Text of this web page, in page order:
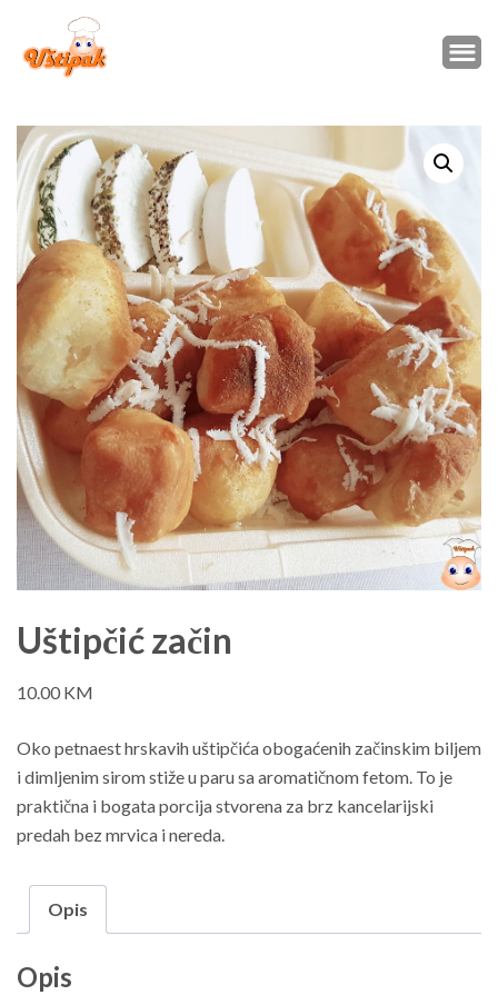
Uštipčić začin
10.00 KM
Oko petnaest hrskavih uštipčića obogaćenih začinskim biljem
i dimljenim sirom stiže u paru sa aromatičnom fetom. To je
praktična i bogata porcija stvorena za brz kancelarijski
predah bez mrvica i nereda.
Opis
Opis